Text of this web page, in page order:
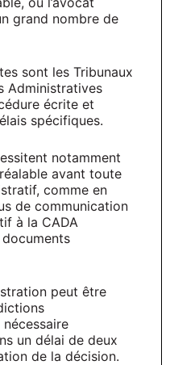
grand nombre de
sont les Tribunaux
Administratives
écrite et
spécifiques.
notamment
avant toute
comme en
de communication
à la CADA
peut être
un délai de deux
de la décision.